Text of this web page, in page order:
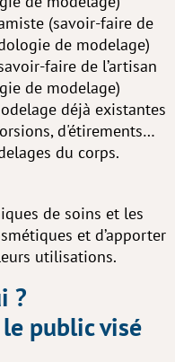
(savoir-faire de
de modelage)
faire de l’artisan
de modelage)
déjà existantes
d'étirements…
du corps.
de soins et les
et d’apporter
utilisations.
?
public visé